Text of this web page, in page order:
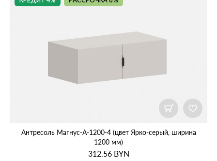
Антресоль Магнус‑А‑1200‑4 (цвет Ярко‑серый, ширина
1200 мм)
312.56BYN